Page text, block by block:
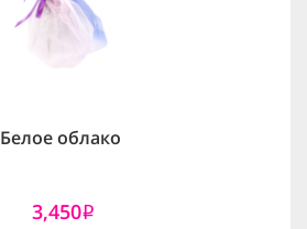
Белое облако
3,450i